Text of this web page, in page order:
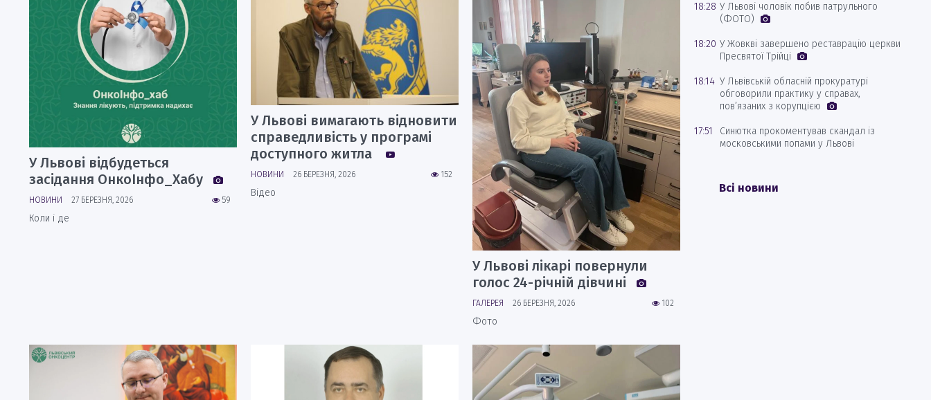
У Львові відбудеться
засідання ОнкоІнфо_Хабу
59
НОВИНИ 27 БЕРЕЗНЯ, 2026
Коли і де
У Львові вимагають відновити
справедливість у програмі
доступного житла
152
НОВИНИ 26 БЕРЕЗНЯ, 2026
Відео
У Львові лікарі повернули
голос 24-річній дівчині
102
ГАЛЕРЕЯ 26 БЕРЕЗНЯ, 2026
Фото
18:28 У Львові чоловік побив патрульного
(ФОТО)
18:20 У Жовкві завершено реставрацію церкви
Пресвятої Трійці
18:14 У Львівській обласній прокуратурі
обговорили практику у справах,
пов’язаних з корупцією
17:51
Синютка прокоментував скандал із
московськими попами у Львові
Всі новини